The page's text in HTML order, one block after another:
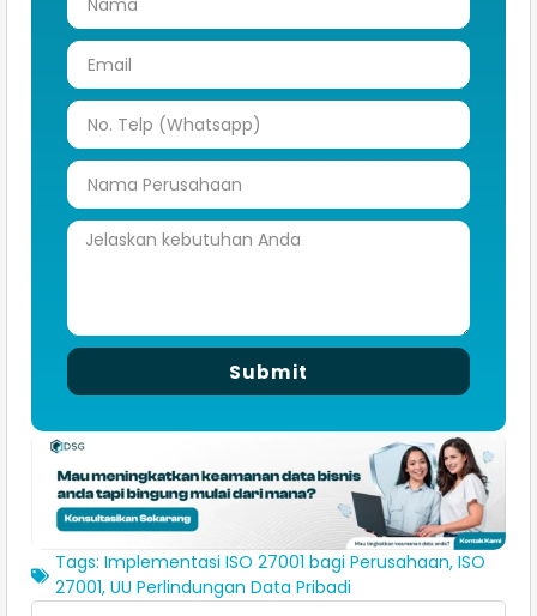
Submit
Tags: Implementasi ISO 27001 bagi Perusahaan, ISO
27001, UU Perlindungan Data Pribadi